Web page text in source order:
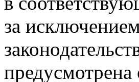
за
предусмотрена